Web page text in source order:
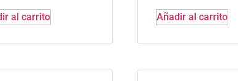
al carrito Añadir al carrito